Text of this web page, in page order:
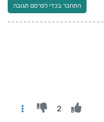
התחבר בכדי לפרסם תגובה
2